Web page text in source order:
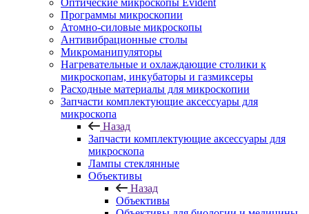
Оптические микроскопы Evident
Программы микроскопии
Атомно-силовые микроскопы
Антивибрационные столы
Микроманипуляторы
Нагревательные и охлаждающие столики к
микроскопам, инкубаторы и газмиксеры
Расходные материалы для микроскопии
Запчасти комплектующие аксессуары для
микроскопа
Назад
Запчасти комплектующие аксессуары для
микроскопа
Лампы стеклянные
Объективы
Назад
Объективы